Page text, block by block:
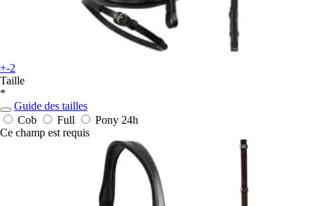
+-2
Taille
*
Guide des tailles
Cob
Full Pony 24h
Ce champ est requis